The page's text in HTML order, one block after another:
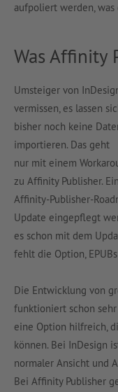
aufpoliert werden,
Was Affinity
Umsteiger von
vermissen, es lassen
bisher noch keine
importieren. Das geht
nur mit einem
zu Affinity Publisher.
Affinity-Publisher-
Update eingepflegt
es schon mit dem
fehlt die Option,
Die Entwicklung von
funktioniert schon
eine Option hilfreich,
können. Bei InDesign
normaler Ansicht und
Bei Affinity Publisher